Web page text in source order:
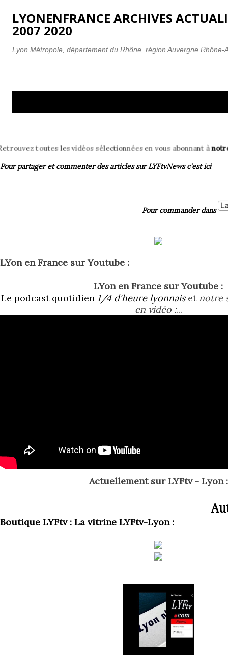
Accéder au contenu principal
LYONENFRANCE ARCHIVES
2007 2020
Lyon Métropole, département du Rhône, région Auvergne Rhône-
c
l
sélectionnées en vous abonnant ànotre chaîne YouTube !
Pour partager et commenter des articlessur LYFtvNewsc'est ici
Pour commander dans
LYon en France sur Youtube :
LYon en France sur Youtube :
Le podcast quotidien 1/4 d'heure lyonnais et notre
en vidéo :...
Actuellement sur LYFtv - Lyon :
Boutique LYFtv : La vitrine LYFtv-Lyon :